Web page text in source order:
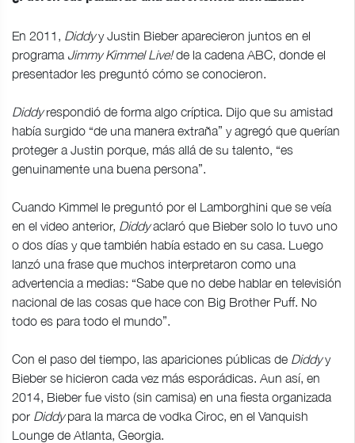
En 2011, Diddyy Justin Bieber aparecieron juntos en el
programa Jimmy Kimmel Live!de la cadena ABC, donde el
presentador les preguntó cómo se conocieron.
Diddyrespondió de forma algo críptica. Dijo que su amistad
había surgido “de una manera extraña” y agregó que querían
proteger a Justin porque, más allá de su talento, “es
genuinamente una buena persona”.
Cuando Kimmel le preguntó por el Lamborghini que se veía
en el video anterior, Diddyaclaró que Bieber solo lo tuvo uno
o dos días y que también había estado en su casa. Luego
lanzó una frase que muchos interpretaron como una
advertencia a medias: “Sabe que no debe hablar en televisión
nacional de las cosas que hace con Big Brother Puff. No
todo es para todo el mundo”.
Con el paso del tiempo, las apariciones públicas de Diddyy
Bieber se hicieron cada vez más esporádicas. Aun así, en
2014, Bieber fue visto (sin camisa) en una fiesta organizada
por Diddypara la marca de vodka Ciroc, en el Vanquish
Lounge de Atlanta, Georgia.